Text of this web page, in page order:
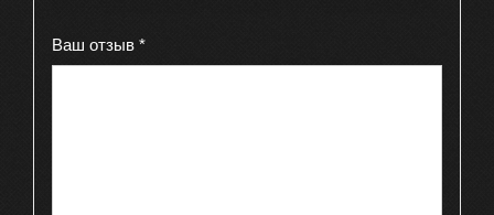
Ваш отзыв *